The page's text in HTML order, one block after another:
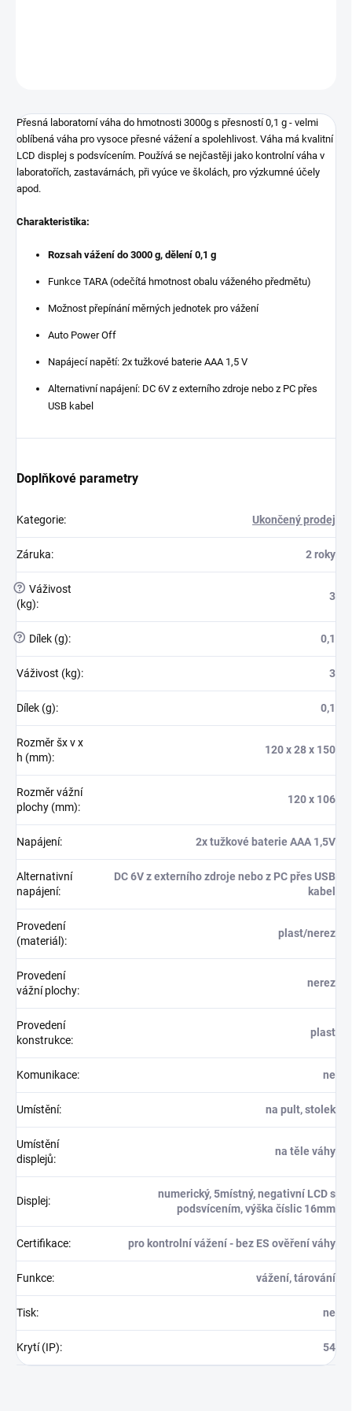
Přesná laboratorní váha do hmotnosti 3000g s přesností 0,1 g - velmi
oblíbená váha pro vysoce přesné vážení a spolehlivost. Váha má kvalitní
LCD displej s podsvícením. Používá se nejčastěji jako kontrolní váha v
laboratořích, zastavárnách, při vyúce ve školách, pro výzkumné účely
apod.
Charakteristika:
Rozsah vážení do 3000 g, dělení 0,1 g
Funkce TARA (odečítá hmotnost obalu váženého předmětu)
Možnost přepínání měrných jednotek pro vážení
Auto Power Off
Napájecí napětí: 2x tužkové baterie AAA 1,5 V
Alternativní napájení: DC 6V z externího zdroje nebo z PC přes
USB kabel
Doplňkové parametry
Kategorie: Ukončený prodej
Záruka: 2 roky
? Váživost
(kg):
3
? Dílek (g): 0,1
Váživost (kg): 3
Dílek (g): 0,1
Rozměr šx v x
h (mm):
120 x 28 x 150
Rozměr vážní
plochy (mm):
120 x 106
Napájení: 2x tužkové baterie AAA 1,5V
Alternativní
napájení:
DC 6V z externího zdroje nebo z PC přes USB
kabel
Provedení
(materiál):
plast/nerez
Provedení
vážní plochy:
nerez
Provedení
konstrukce:
plast
Komunikace: ne
Umístění: na pult, stolek
Umístění
displejů:
na těle váhy
Displej:
numerický, 5místný, negativní LCD s
podsvícením, výška číslic 16mm
Certifikace: pro kontrolní vážení - bez ES ověření váhy
Funkce: vážení, tárování
Tisk: ne
Krytí (IP): 54